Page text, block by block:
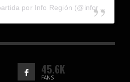
45.6K
FANS